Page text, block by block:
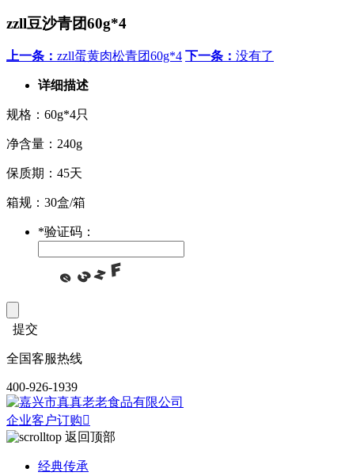
zzll豆沙青团60g*4
上一条： zzll蛋黄肉松青团60g*4 下一条： 没有了
详细描述
规格：60g*4只
净含量：240g
保质期：45天
箱规：30盒/箱
*验证码：
提交
全国客服热线
400-926-1939
企业客户订购
返回顶部
经典传承